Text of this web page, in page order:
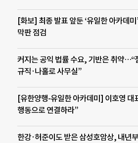
[화보] 최종 발표 앞둔 ‘유일한 아카데
막판 점검
커지는 공익 법률 수요, 기반은 취약…“
규직·나홀로 사무실”
[유한양행-유일한 아카데미] 이호영 대
행동으로 연결하라”
한강·허준이도 받은 삼성호암상, 내년